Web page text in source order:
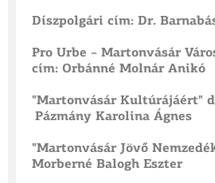
Díszpolgári cím: Dr.
Pro Urbe – Martonvásár
cím: Orbánné Molnár Anikó
"Martonvásár Kultúrájáért"
Pázmány Karolina Ágnes
"Martonvásár Jövő
Morberné Balogh Eszter